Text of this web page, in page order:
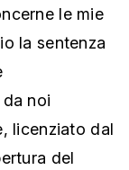
le mie
la sentenza
noi
licenziato dal
del